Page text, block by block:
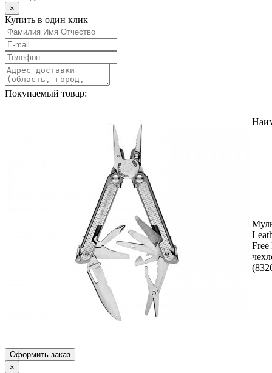
×
Купить в один клик
Покупаемый товар:
Free
Оформить заказ
×